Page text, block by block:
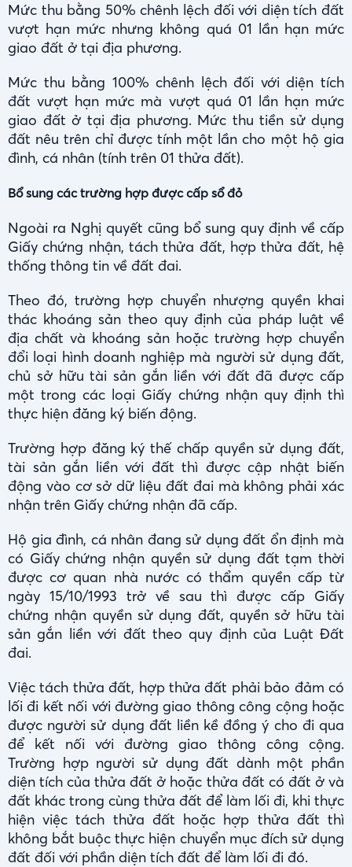
Mức thu bằng 50% chênh lệch đối với diện tích đất
vượt hạn mức nhưng không quá 01 lần hạn mức
giao đất ở tại địa phương.
Mức thu bằng 100% chênh lệch đối với diện tích
đất vượt hạn mức mà vượt quá 01 lần hạn mức
giao đất ở tại địa phương. Mức thu tiền sử dụng
đất nêu trên chỉ được tính một lần cho một hộ gia
đình, cá nhân (tính trên 01 thửa đất).
Bổ sung các trường hợp được cấp sổ đỏ
Ngoài ra Nghị quyết cũng bổ sung quy định về cấp
Giấy chứng nhận, tách thửa đất, hợp thửa đất, hệ
thống thông tin về đất đai.
Theo đó, trường hợp chuyển nhượng quyền khai
thác khoáng sản theo quy định của pháp luật về
địa chất và khoáng sản hoặc trường hợp chuyển
đổi loại hình doanh nghiệp mà người sử dụng đất,
chủ sở hữu tài sản gắn liền với đất đã được cấp
một trong các loại Giấy chứng nhận quy định thì
thực hiện đăng ký biến động.
Trường hợp đăng ký thế chấp quyền sử dụng đất,
tài sản gắn liền với đất thì được cập nhật biến
động vào cơ sở dữ liệu đất đai mà không phải xác
nhận trên Giấy chứng nhận đã cấp.
Hộ gia đình, cá nhân đang sử dụng đất ổn định mà
có Giấy chứng nhận quyền sử dụng đất tạm thời
được cơ quan nhà nước có thẩm quyền cấp từ
ngày 15/10/1993 trở về sau thì được cấp Giấy
chứng nhận quyền sử dụng đất, quyền sở hữu tài
sản gắn liền với đất theo quy định của Luật Đất
đai.
Việc tách thửa đất, hợp thửa đất phải bảo đảm có
lối đi kết nối với đường giao thông công cộng hoặc
được người sử dụng đất liền kề đồng ý cho đi qua
để kết nối với đường giao thông công cộng.
Trường hợp người sử dụng đất dành một phần
diện tích của thửa đất ở hoặc thửa đất có đất ở và
đất khác trong cùng thửa đất để làm lối đi, khi thực
hiện việc tách thửa đất hoặc hợp thửa đất thì
không bắt buộc thực hiện chuyển mục đích sử dụng
đất đối với phần diện tích đất để làm lối đi đó.